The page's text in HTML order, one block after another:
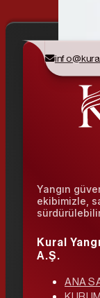
Yangın
ekibimizle,
Kural
A.Ş.
ANA